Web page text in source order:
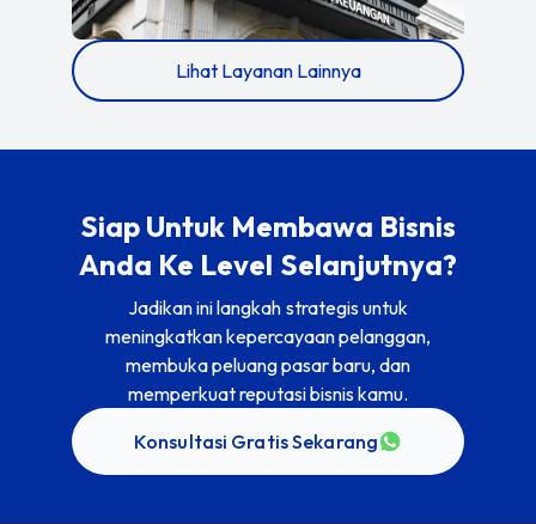
Lihat Layanan Lainnya
Siap Untuk Membawa Bisnis
Anda Ke Level Selanjutnya?
Jadikan ini langkah strategis untuk
meningkatkan kepercayaan pelanggan,
membuka peluang pasar baru, dan
memperkuat reputasi bisnis kamu.
Konsultasi Gratis Sekarang